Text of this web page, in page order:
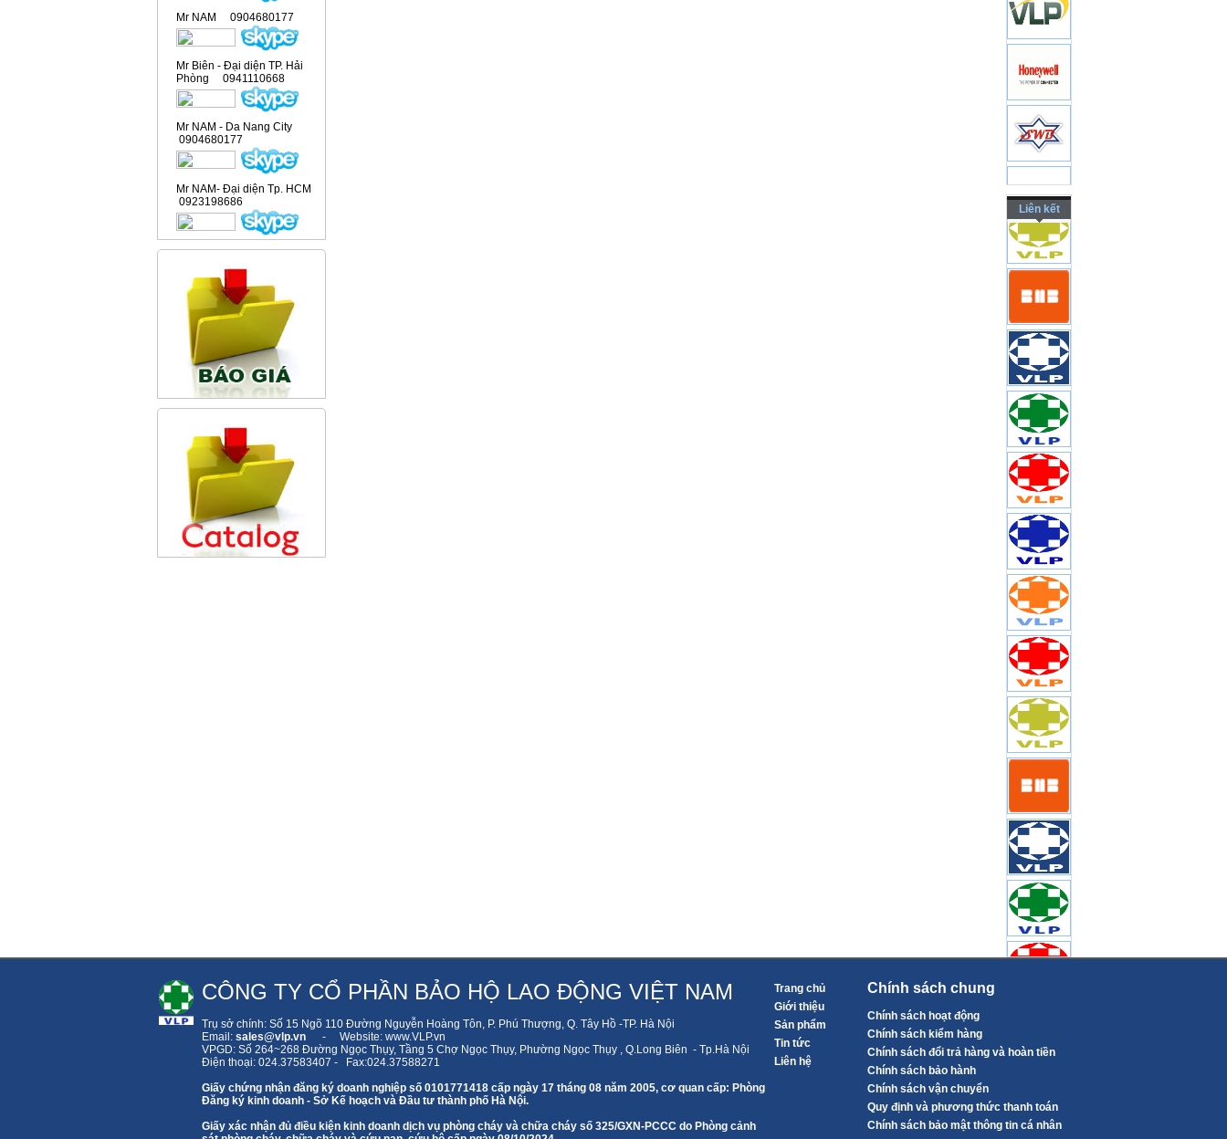
Mr NAM 0904680177
Mr Biên - Đại diện TP. Hải
Phòng 0941110668
Mr NAM - Da Nang City
0904680177
Mr NAM- Đại diện Tp. HCM
0923198686
Liên kết
CÔNG TY CỔ PHẦN BẢO HỘ LAO ĐỘNG VIỆT NAM
Trụ sở chính: Số 15 Ngõ 110 Đường Nguyễn Hoàng Tôn, P. Phú Thượng, Q. Tây Hồ -TP. Hà Nội
Email: sales@vlp.vn - Website: www.VLP.vn
VPGD: Số 264~268 Đường Ngọc Thụy, Tầng 5 Chợ Ngọc Thụy, Phường Ngọc Thụy , Q.Long Biên - Tp.Hà Nội
Điện thoại: 024.37583407 - Fax:024.37588271
Giấy chứng nhận đăng ký doanh nghiệp số 0101771418 cấp ngày 17 tháng 08 năm 2005, cơ quan cấp: Phòng
Đăng ký kinh doanh - Sở Kế hoạch và Đầu tư thành phố Hà Nội.
Giấy xác nhận đủ điều kiện kinh doanh dịch vụ phòng cháy và chữa cháy số 325/GXN-PCCC do Phòng cảnh
Trang chủ
Giới thiệu
Sản phẩm
Tin tức
Liên hệ
Chính sách chung
Chính sách hoạt động
Chính sách kiểm hàng
Chính sách đổi trả hàng và hoàn tiền
Chính sách bảo hành
Chính sách vận chuyển
Quy định và phương thức thanh toán
Chính sách bảo mật thông tin cá nhân